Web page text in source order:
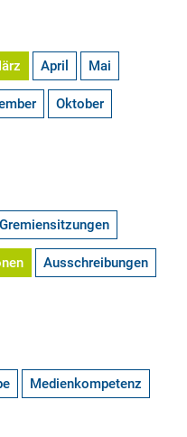
April Mai
Oktober
Gremiensitzungen
Ausschreibungen
Medienkompetenz